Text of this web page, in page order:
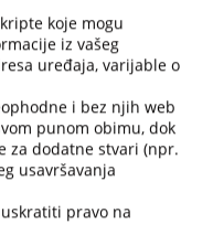
dokaza koji su već u
usluge šifriranih
istu preuzeti u
informacije.
koje mogu
iz vašeg
uređaja, varijable o
i bez njih web
punom obimu, dok
za dodatne stvari (npr.
usavršavanja
pravo na